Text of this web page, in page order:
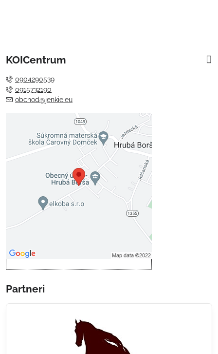
KOICentrum
0904290539
0915732190
obchod@jenkie.eu
Externý obsah je blokovaný
Voľbami súkromia
Prajete si načítať externý obsah?
Povoliť tentokrát
Povoliť a zapamätať - súhlas s
Partneri